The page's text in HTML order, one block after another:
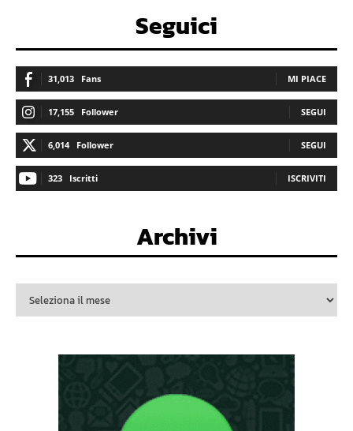
Seguici
31,013 Fans MI PIACE
17,155 Follower SEGUI
6,014 Follower SEGUI
323 Iscritti ISCRIVITI
Archivi